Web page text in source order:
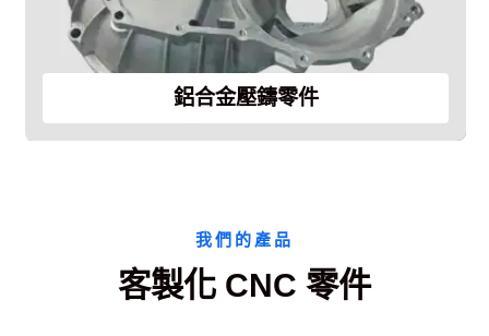
鋁合金壓鑄零件
我們的產品
客製化 CNC 零件